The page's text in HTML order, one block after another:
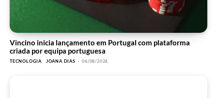
Vincino inicia lançamento em Portugal com plataforma
criada por equipa portuguesa
TECNOLOGIA JOANA DIAS - 06/08/2026